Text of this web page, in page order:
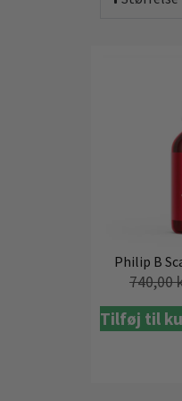
Philip B
740,00
Tilføj til